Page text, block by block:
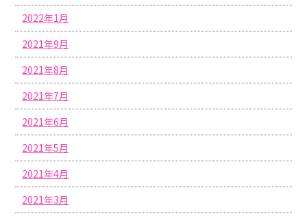
2022年1月
2021年9月
2021年8月
2021年7月
2021年6月
2021年5月
2021年4月
2021年3月